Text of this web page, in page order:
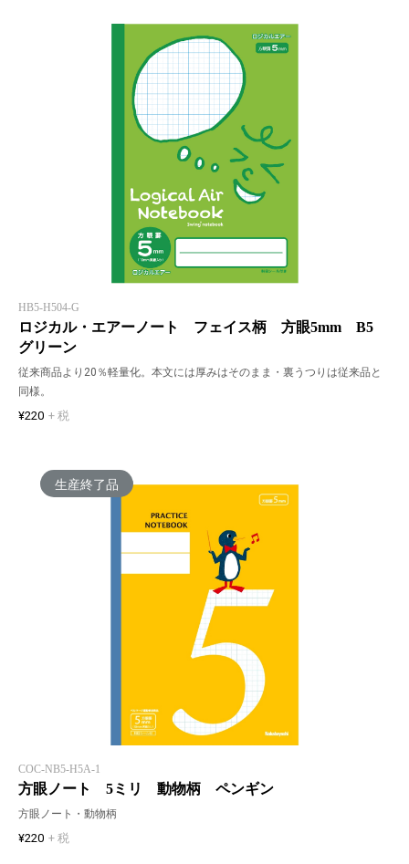
HB5-H504-G
ロジカル・エアーノート フェイス柄 方眼5mm B5
グリーン
従来商品より20％軽量化。本文には厚みはそのまま・裏うつりは従来品と
同様。
¥220 + 税
生産終了品
COC-NB5-H5A-1
方眼ノート 5ミリ 動物柄 ペンギン
方眼ノート・動物柄
¥220 + 税